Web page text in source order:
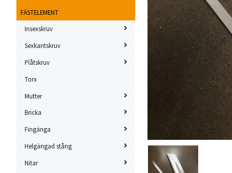
FÄSTELEMENT
Insexskruv
Sexkantskruv
Plåtskruv
Torx
Mutter
Bricka
Fingänga
Helgängad stång
Nitar